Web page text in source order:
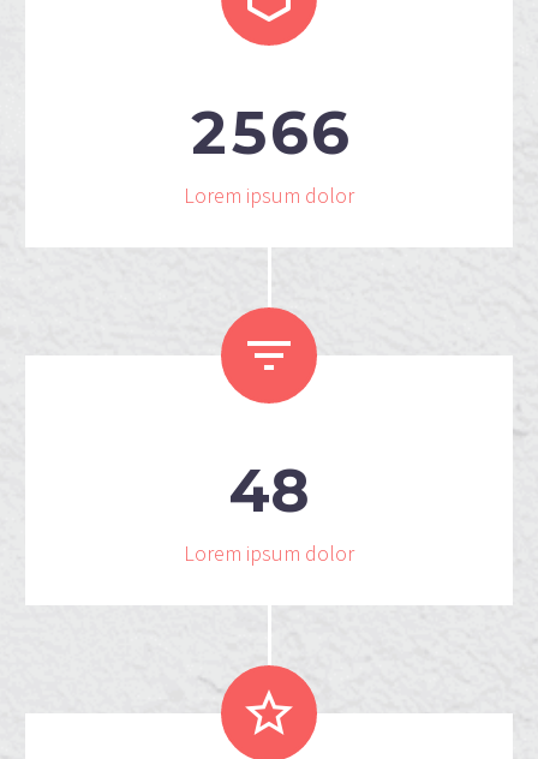
2566
Lorem ipsum dolor


48
Lorem ipsum dolor

